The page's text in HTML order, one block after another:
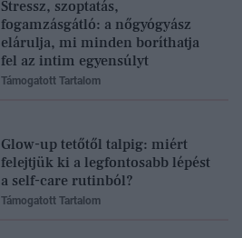
Stressz, szoptatás,
fogamzásgátló: a nőgyógyász
elárulja, mi minden boríthatja
fel az intim egyensúlyt
Támogatott Tartalom
Glow-up tetőtől talpig: miért
felejtjük ki a legfontosabb lépést
a self-care rutinból?
Támogatott Tartalom